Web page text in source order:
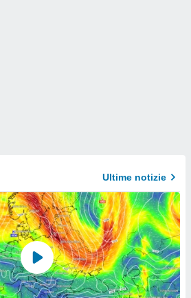
Ultime notizie